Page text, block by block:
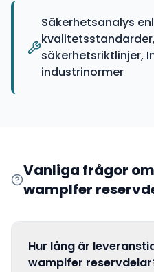
Säkerhetsanalys
säkerhetsriktlinjer,
industrinormer
Vanliga frågor om
wamplfer
Hur lång är
wamplfer